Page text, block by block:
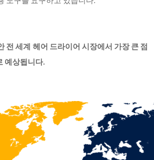
전 세계 헤어 드라이어 시장에서 가장 큰 점
예상됩니다.